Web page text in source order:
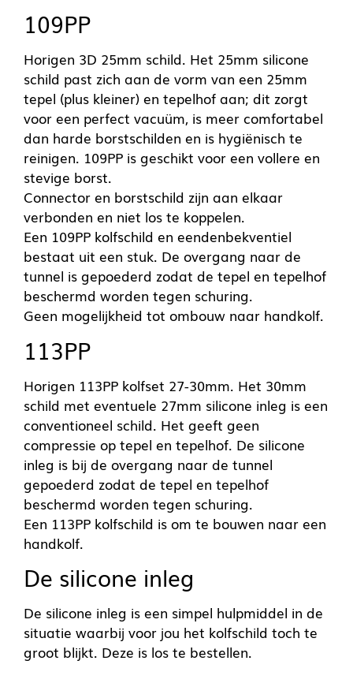
109PP
Horigen 3D 25mm schild. Het 25mm silicone
schild past zich aan de vorm van een 25mm
tepel (plus kleiner) en tepelhof aan; dit zorgt
voor een perfect vacuüm, is meer comfortabel
dan harde borstschilden en is hygiënisch te
reinigen. 109PP is geschikt voor een vollere en
stevige borst.
Connector en borstschild zijn aan elkaar
verbonden en niet los te koppelen.
Een 109PP kolfschild en eendenbekventiel
bestaat uit een stuk. De overgang naar de
tunnel is gepoederd zodat de tepel en tepelhof
beschermd worden tegen schuring.
Geen mogelijkheid tot ombouw naar handkolf.
113PP
Horigen 113PP kolfset 27-30mm. Het 30mm
schild met eventuele 27mm silicone inleg is een
conventioneel schild. Het geeft geen
compressie op tepel en tepelhof. De silicone
inleg is bij de overgang naar de tunnel
gepoederd zodat de tepel en tepelhof
beschermd worden tegen schuring.
Een 113PP kolfschild is om te bouwen naar een
handkolf.
De silicone inleg
De silicone inleg is een simpel hulpmiddel in de
situatie waarbij voor jou het kolfschild toch te
groot blijkt. Deze is los te bestellen.